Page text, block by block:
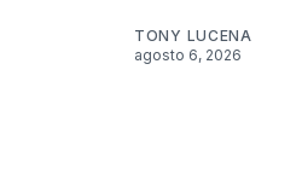
TONY LUCENA
agosto 6, 2026